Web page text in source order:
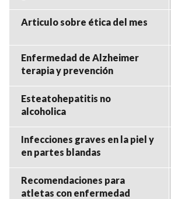
Articulo sobre ética del mes
Enfermedad de Alzheimer
terapia y prevención
Esteatohepatitis no
alcoholica
Infecciones graves en la piel y
en partes blandas
Recomendaciones para
atletas con enfermedad